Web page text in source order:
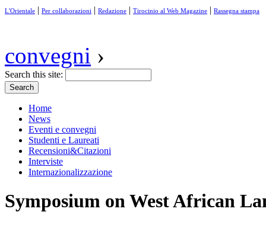
L'Orientale | Per collaborazioni | Redazione | Tirocinio al Web Magazine | Rassegna stampa
convegni ›
Search this site:
Home
News
Eventi e convegni
Studenti e Laureati
Recensioni&Citazioni
Interviste
Internazionalizzazione
Symposium on West African